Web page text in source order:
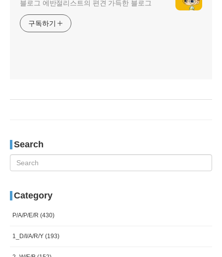
블로그 에반절리스트의 편견 가득한 블로그
구독하기
Search
Category
P/A/P/E/R (430)
1_D/I/A/R/Y (193)